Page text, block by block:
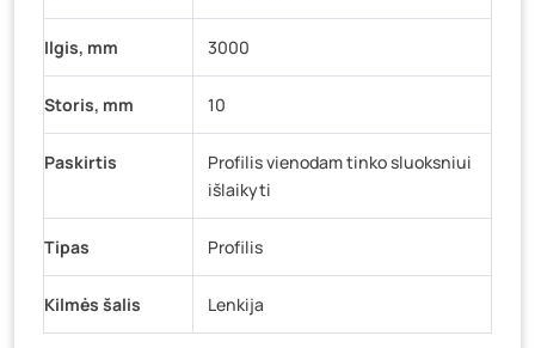
Ilgis, mm 3000
Storis, mm 10
Paskirtis
Profilis vienodam tinko sluoksniui
išlaikyti
Tipas Profilis
Kilmės šalis Lenkija